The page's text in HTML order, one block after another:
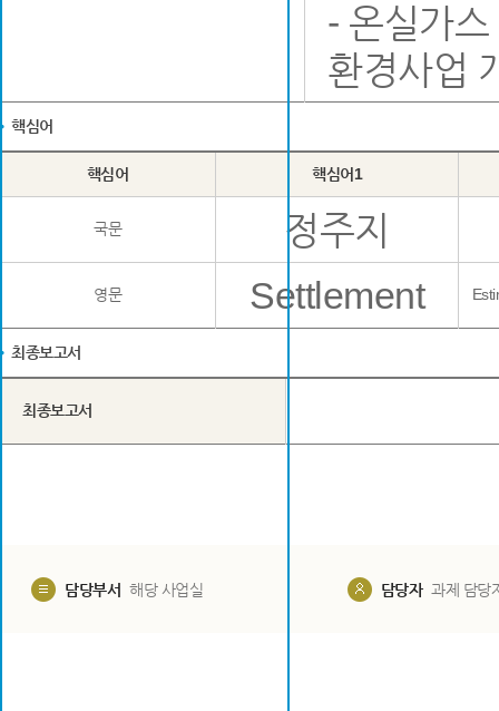
- 온실가
환경사업
핵심어
핵심어 핵심어1
국문 정주지
영문 Settlement
최종보고서
최종보고서
담당부서 해당 사업실 담당자 과제 담당